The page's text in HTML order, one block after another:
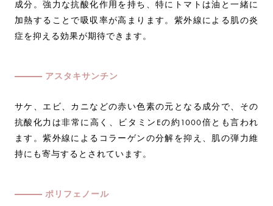
成分。強力な抗酸化作用を持ち、特にトマトは油と一緒に
加熱することで吸収率が高まります。紫外線による肌の炎
症を抑える効果が期待できます。
アスタキサンチン
サケ、エビ、カニなどの赤い色素の元となる成分で、その
抗酸化力は非常に高く、ビタミンEの約1000倍とも言われ
ます。紫外線によるコラーゲンの分解を抑え、肌の弾力維
持にも寄与するとされています。
ポリフェノール